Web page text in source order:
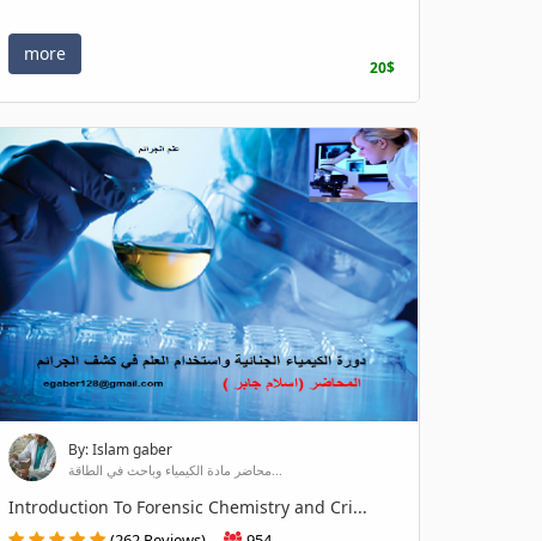
more
20$
By: Islam gaber
Introduction To Forensic Chemistry and Cri...